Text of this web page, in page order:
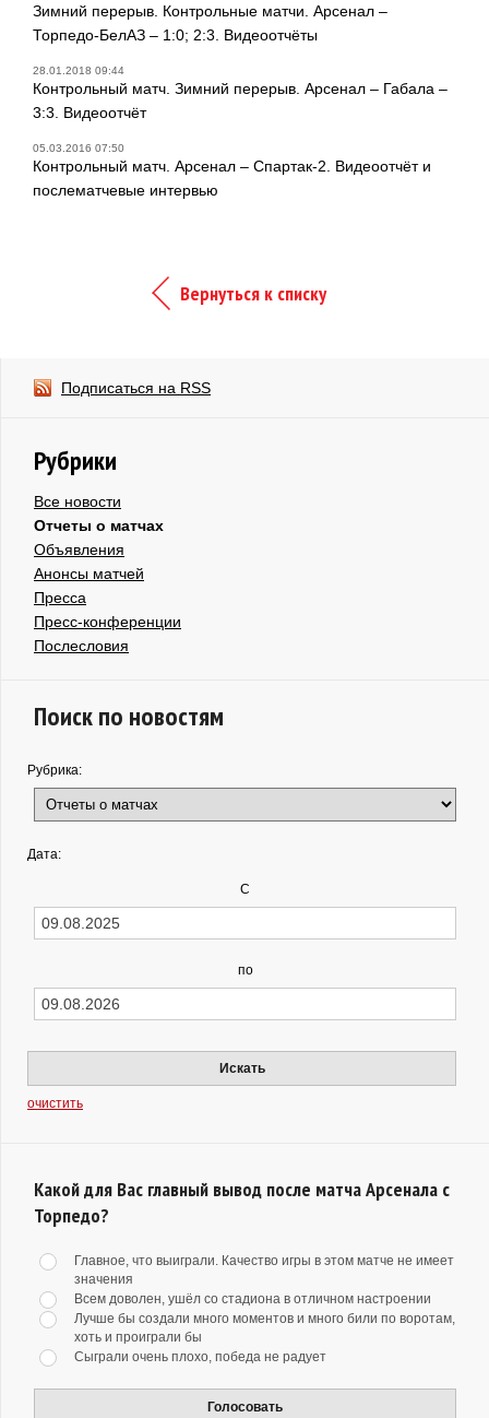
Зимний перерыв. Контрольные матчи. Арсенал –
Торпедо-БелАЗ – 1:0; 2:3. Видеоотчёты
28.01.2018 09:44
Контрольный матч. Зимний перерыв. Арсенал – Габала –
3:3. Видеоотчёт
05.03.2016 07:50
Контрольный матч. Арсенал – Спартак-2. Видеоотчёт и
послематчевые интервью
Вернуться к списку
Подписаться на RSS
Рубрики
Все новости
Отчеты о матчах
Объявления
Анонсы матчей
Пресса
Пресс-конференции
Послесловия
Поиск по новостям
Рубрика:
Дата:
С
по
Искать
очистить
Какой для Вас главный вывод после матча Арсенала с
Торпедо?
Главное, что выиграли. Качество игры в этом матче не имеет
значения
Всем доволен, ушёл со стадиона в отличном настроении
Лучше бы создали много моментов и много били по воротам,
хоть и проиграли бы
Сыграли очень плохо, победа не радует
Голосовать